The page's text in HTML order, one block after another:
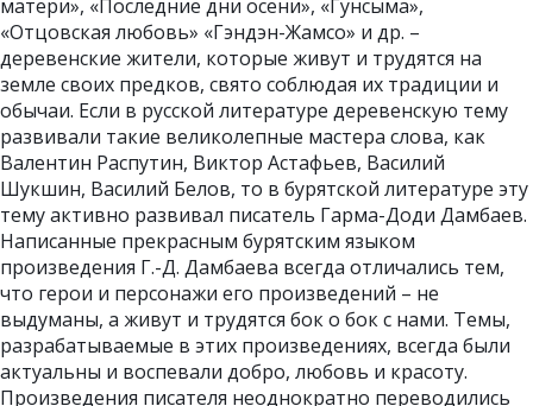
матери», «Последние дни осени», «Гунсыма»,
«Отцовская любовь» «Гэндэн-Жамсо» и др. –
деревенские жители, которые живут и трудятся на
земле своих предков, свято соблюдая их традиции и
обычаи. Если в русской литературе деревенскую тему
развивали такие великолепные мастера слова, как
Валентин Распутин, Виктор Астафьев, Василий
Шукшин, Василий Белов, то в бурятской литературе эту
тему активно развивал писатель Гарма-Доди Дамбаев.
Написанные прекрасным бурятским языком
произведения Г.-Д. Дамбаева всегда отличались тем,
что герои и персонажи его произведений – не
выдуманы, а живут и трудятся бок о бок с нами. Темы,
разрабатываемые в этих произведениях, всегда были
актуальны и воспевали добро, любовь и красоту.
Произведения писателя неоднократно переводились